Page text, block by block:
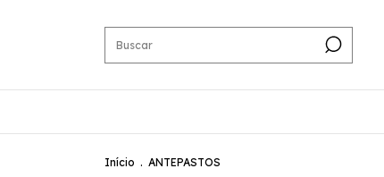
Início . ANTEPASTOS